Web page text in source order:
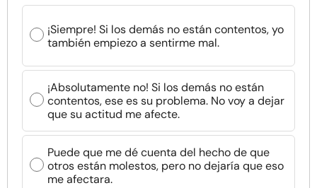
¡Siempre! Si los demás no están contentos, yo
también empiezo a sentirme mal.
¡Absolutamente no! Si los demás no están
contentos, ese es su problema. No voy a dejar
que su actitud me afecte.
Puede que me dé cuenta del hecho de que
otros están molestos, pero no dejaría que eso
me afectara.